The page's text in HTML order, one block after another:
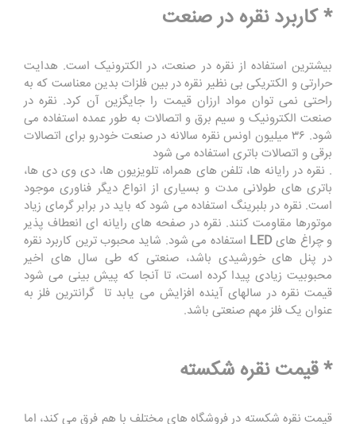
* کاربرد نقره در صنعت
بیشترین استفاده از نقره در صنعت، در الکترونیک است. هدایت
حرارتی و الکتریکی بی نظیر نقره در بین فلزات بدین معناست که به
راحتی نمی توان مواد ارزان قیمت را جایگزین آن کرد. نقره در
صنعت الکترونیک و سیم برق و اتصالات به طور عمده استفاده می
شود. ۳۶ میلیون اونس نقره سالانه در صنعت خودرو برای اتصالات
برقی و اتصالات باتری استفاده می شود
. نقره در رایانه ها، تلفن های همراه، تلویزیون ها، دی وی دی ها،
باتری های طولانی مدت و بسیاری از انواع دیگر فناوری موجود
است. نقره در بلبرینگ استفاده می شود که باید در برابر گرمای زیاد
موتورها مقاومت کنند. نقره در صفحه های رایانه ای انعطاف پذیر
و چراغ هایLED استفاده می شود. شاید محبوب ترین کاربرد نقره
در پنل های خورشیدی باشد، صنعتی که طی سال های اخیر
محبوبیت زیادی پیدا کرده است، تا آنجا که پیش بینی می شود
قیمت نقره در سالهای آینده افزایش می یابد تا گرانترین فلز به
عنوان یک فلز مهم صنعتی باشد.
* قیمت نقره شکسته
قیمت نقره شکسته در فروشگاه های مختلف با هم فرق می کند، اما